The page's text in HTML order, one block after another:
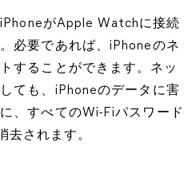
がApple Watchに接続
必要であれば、iPhoneのネ
することができます。ネッ
ても、iPhoneのデータに害
、すべてのWi-Fiパスワード
されます。